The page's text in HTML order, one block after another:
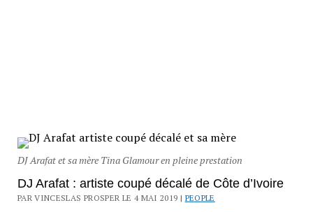
DJ Arafat et sa mère Tina Glamour en pleine prestation
DJ Arafat : artiste coupé décalé de Côte d’Ivoire
PAR VINCESLAS PROSPER LE 4 MAI 2019 | PEOPLE